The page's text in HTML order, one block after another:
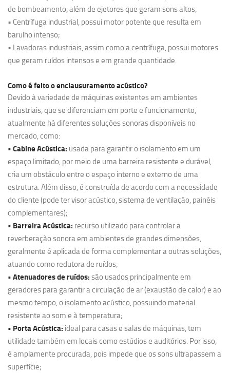
de bombeamento, além de ejetores que geram sons altos;
• Centrífuga industrial, possui motor potente que resulta em
barulho intenso;
• Lavadoras industriais, assim como a centrífuga, possui motores
que geram ruídos intensos e em grande quantidade.
Como é feito o enclausuramento acústico?
Devido à variedade de máquinas existentes em ambientes
industriais, que se diferenciam em porte e funcionamento,
atualmente há diferentes soluções sonoras disponíveis no
mercado, como:
• Cabine Acústica: usada para garantir o isolamento em um
espaço limitado, por meio de uma barreira resistente e durável,
cria um obstáculo entre o espaço interno e externo de uma
estrutura. Além disso, é construída de acordo com a necessidade
do cliente (pode ter visor acústico, sistema de ventilação, painéis
complementares);
• Barreira Acústica: recurso utilizado para controlar a
reverberação sonora em ambientes de grandes dimensões,
geralmente é aplicada de forma complementar a outras soluções,
atuando como redutora de ruídos;
• Atenuadores de ruídos:são usados principalmente em
geradores para garantir a circulação de ar (exaustão de calor) e ao
mesmo tempo, o isolamento acústico, possuindo material
resistente ao som e à temperatura;
• Porta Acústica: ideal para casas e salas de máquinas, tem
utilidade também em locais como estúdios e auditórios. Por isso,
é amplamente procurada, pois impede que os sons ultrapassem a
superfície;